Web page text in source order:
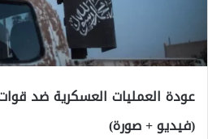
عودة العمليات العسكرية ضد
(فيديو + صورة)